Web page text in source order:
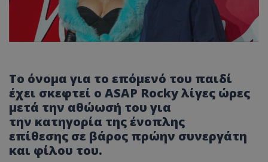
Το όνομα για το επόμενό του παιδί
έχει σκεφτεί ο ASAP Rockyλίγες ώρες
μετά την αθώωσή του για
την κατηγορία της ένοπλης
επίθεσης σε βάρος πρώην συνεργάτη
και φίλου του.